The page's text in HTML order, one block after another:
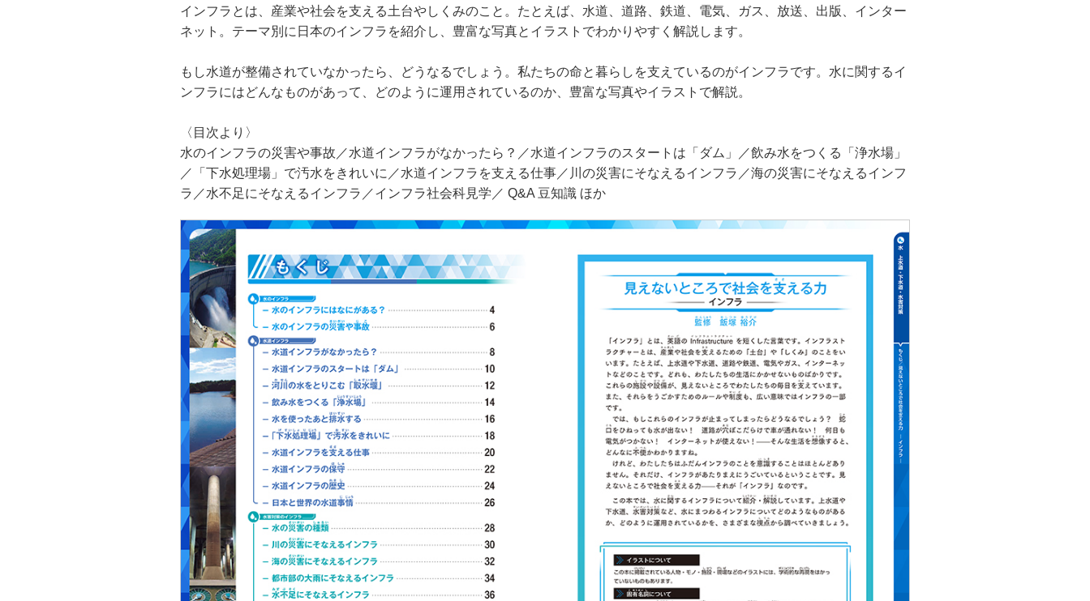
インフラとは、産業や社会を支える土台やしくみのこと。たとえば、水道、道路、鉄道、電気、ガス、放送、出版、インター
ネット。テーマ別に日本のインフラを紹介し、豊富な写真とイラストでわかりやすく解説します。
もし水道が整備されていなかったら、どうなるでしょう。私たちの命と暮らしを支えているのがインフラです。水に関するイ
ンフラにはどんなものがあって、どのように運用されているのか、豊富な写真やイラストで解説。
〈目次より〉
水のインフラの災害や事故／水道インフラがなかったら？／水道インフラのスタートは「ダム」／飲み水をつくる「浄水場」
／「下水処理場」で汚水をきれいに／水道インフラを支える仕事／川の災害にそなえるインフラ／海の災害にそなえるインフ
ラ／水不足にそなえるインフラ／インフラ社会科見学／ Q&A 豆知識 ほか